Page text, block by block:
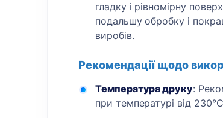
гладку і рівномірну
подальшу обробку і
виробів.
Рекомендації щодо
Температура друку:
при температурі від